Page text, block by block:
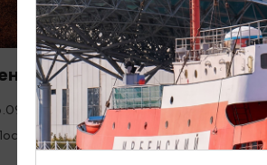
22:00, 23:00, 20:00
викингов «Кауп»